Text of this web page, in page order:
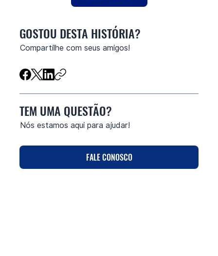
GOSTOU DESTA HISTÓRIA?
Compartilhe com seus amigos!
TEM UMA QUESTÃO?
Nós estamos aqui para ajudar!
FALE CONOSCO